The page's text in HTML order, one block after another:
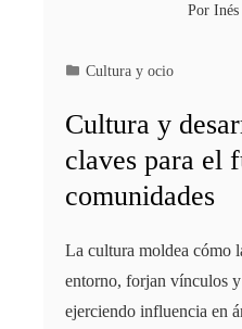
Por Inés
Cultura y ocio
Cultura y
claves para el
comunidades
La cultura moldea cómo
entorno, forjan vínculos
ejerciendo influencia en